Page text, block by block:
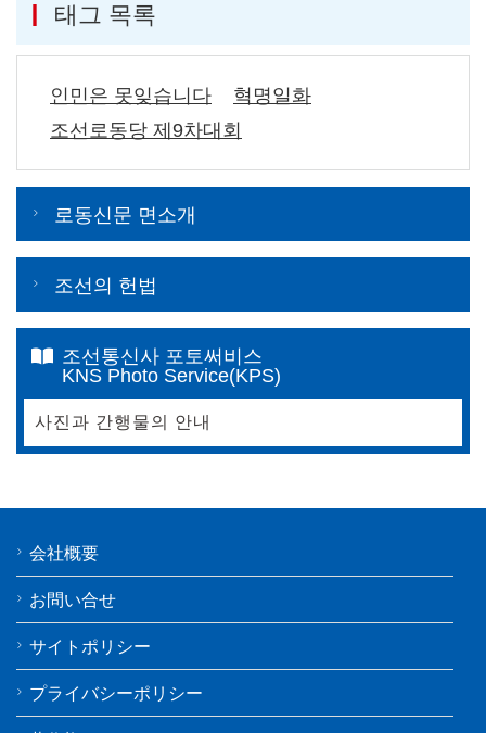
태그 목록
인민은 못잊습니다
혁명일화
조선로동당 제9차대회
로동신문 면소개
조선의 헌법
조선통신사 포토써비스
KNS Photo Service(KPS)
사진과 간행물의 안내
会社概要
お問い合せ
サイトポリシー
プライバシーポリシー